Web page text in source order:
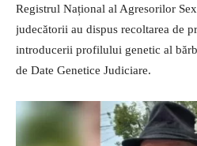
Registrul Național al Agresorilor
judecătorii au dispus recoltarea de
introducerii profilului genetic al
de Date Genetice Judiciare.